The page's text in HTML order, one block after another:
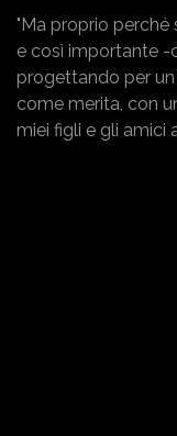
"Ma proprio
e così importante -
progettando per
come merita, con
miei figli e gli amici